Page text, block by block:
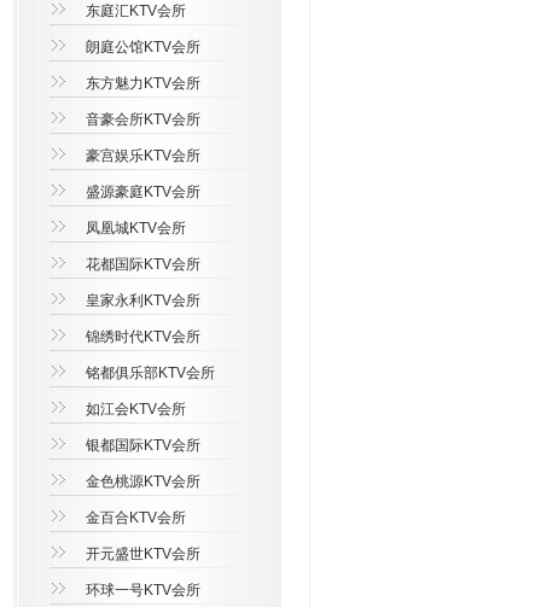
东庭汇KTV会所
朗庭公馆KTV会所
东方魅力KTV会所
音豪会所KTV会所
豪宫娱乐KTV会所
盛源豪庭KTV会所
凤凰城KTV会所
花都国际KTV会所
皇家永利KTV会所
锦绣时代KTV会所
铭都俱乐部KTV会所
如江会KTV会所
银都国际KTV会所
金色桃源KTV会所
金百合KTV会所
开元盛世KTV会所
环球一号KTV会所